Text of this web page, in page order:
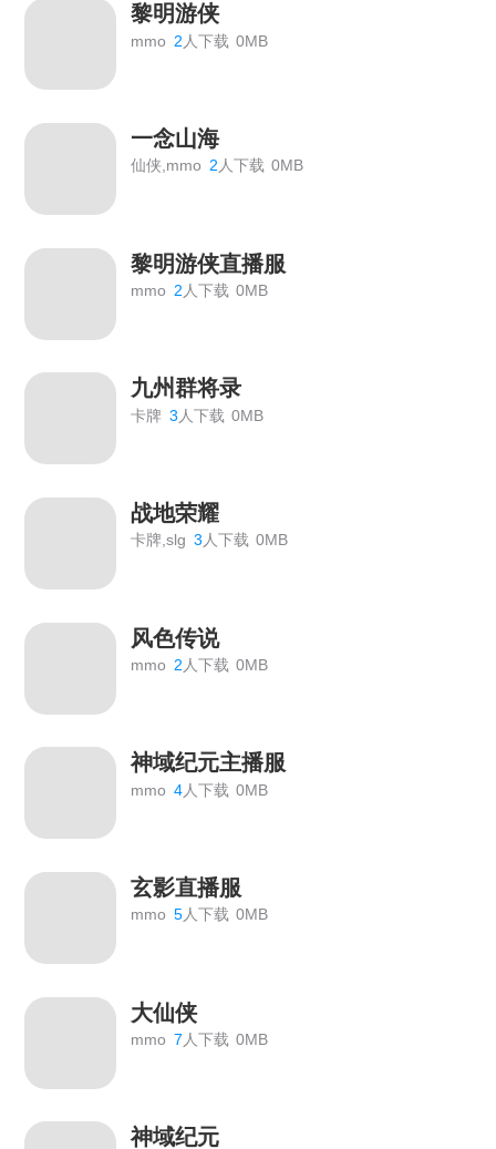
黎明游侠
mmo 2 人下载 0MB
一念山海
仙侠,mmo 2人下载 0MB
黎明游侠直播服
mmo 2 人下载 0MB
九州群将录
卡牌 3 人下载 0MB
战地荣耀
卡牌,slg 3人下载 0MB
风色传说
mmo 2 人下载 0MB
神域纪元主播服
mmo 4人下载 0MB
玄影直播服
mmo 5人下载 0MB
大仙侠
mmo 7 人下载 0MB
神域纪元